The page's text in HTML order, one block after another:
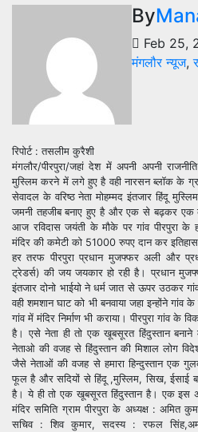
By
Feb 25,
मंगलौर न्यूज,
रिपोर्ट : तसलीम कुरैशी
मंगलौर/पीरपुरा/जहां देश में अपनी अपनी
मुस्लिम करने में लगे हुए है वही नारसन ब्लॉक के
सेवादल के वरिष्ठ नेता मोहम्मद इंतजार हिंदू
जमनी तहजीब बनाए हुए है और एक से बढ़कर एक
आज रविदास जयंती के मौके पर गांव पीरपुरा के
मंदिर की कमेटी को 51000 रुपए दान कर
हर तरफ पीरपुरा प्रधान मुजफ्फर अली और
ट्रेडर्स) की जय जयकार हो रही है। प्रधान
इंतजार दोनो भाईयो ने धर्म जात से ऊपर उठकर
वही शमशान घाट को भी बनवाया जहा इन्होंने गांव
गांव में मंदिर निर्माण भी कराया। पीरपुरा गांव के
है। एसे नेता ही तो एक खूबसूरत हिंदुस्तान
नेताओ की वजह से हिंदुस्तान की मिशाल लोग
जैसे नेताओं की वजह से हमारा हिन्दुस्तान एक
फूल है और सदियों से हिंदू ,मुस्लिम, सिख, ईसाई
है। ये ही तो एक खूबसूरत हिंदुस्तान है। एक इस
मंदिर समिति ग्राम पीरपुरा के अध्यक्ष : अमित
सचिव : शिव कुमार, सदस्य : रफल